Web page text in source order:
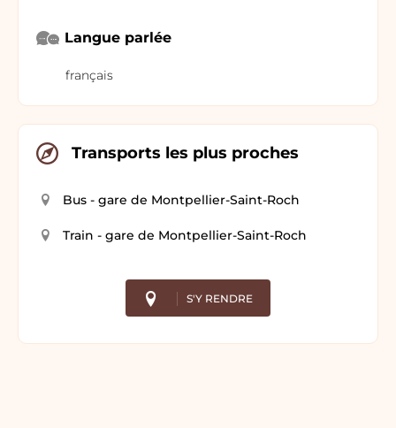
Langue parlée
français
Transports les plus proches
Bus - gare de Montpellier-Saint-Roch
Train - gare de Montpellier-Saint-Roch
S'Y RENDRE